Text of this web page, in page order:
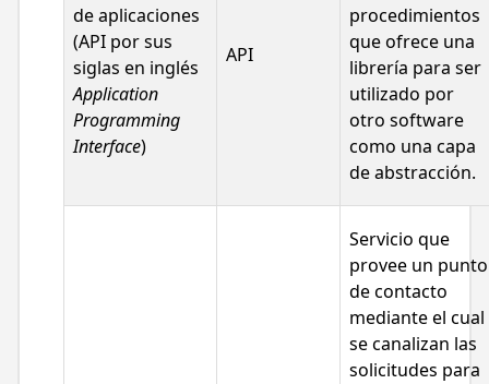
de aplicaciones
(API por sus
siglas en inglés
Application
Programming
Interface)
API
procedimientos
que ofrece una
librería para ser
utilizado por
otro software
como una capa
de abstracción.
Servicio que
provee un punto
de contacto
mediante el cual
se canalizan las
solicitudes para